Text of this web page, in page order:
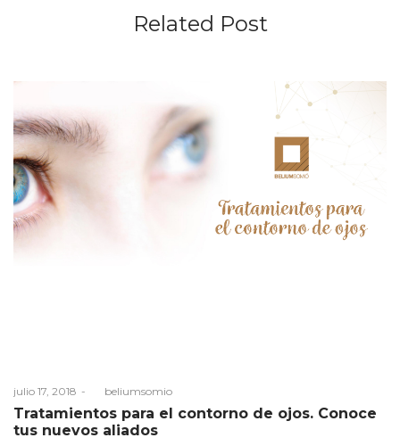
Related Post
Posted
on
julio 17, 2018 beliumsomio
Tratamientos para el contorno de ojos. Conoce
tus nuevos aliados